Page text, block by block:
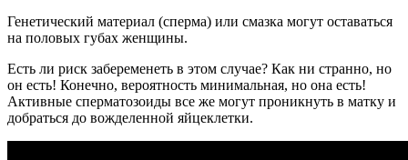
Генетический материал (сперма) или смазка могут оставаться
на половых губах женщины.
Есть ли риск забеременеть в этом случае? Как ни странно, но
он есть! Конечно, вероятность минимальная, но она есть!
Активные сперматозоиды все же могут проникнуть в матку и
добраться до вожделенной яйцеклетки.